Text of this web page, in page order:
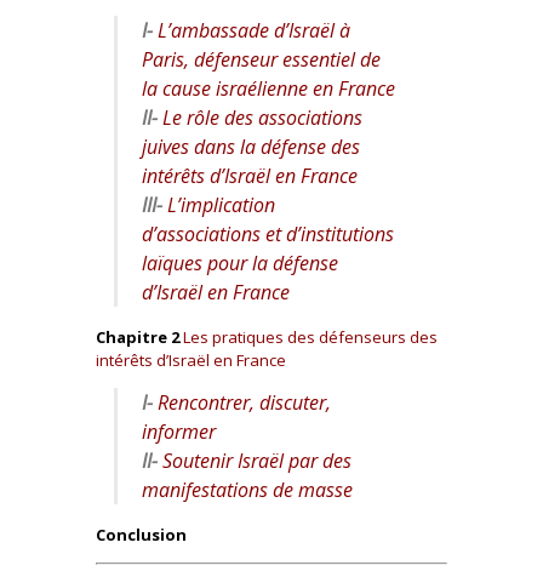
I- L’ambassade d’Israël à
Paris, défenseur essentiel de
la cause israélienne en France
II- Le rôle des associations
juives dans la défense des
intérêts d’Israël en France
III- L’implication
d’associations et d’institutions
laïques pour la défense
d’Israël en France
Chapitre 2Les pratiques des défenseurs des
intérêts d’Israël en France
I- Rencontrer, discuter,
informer
II-Soutenir Israël par des
manifestations de masse
Conclusion